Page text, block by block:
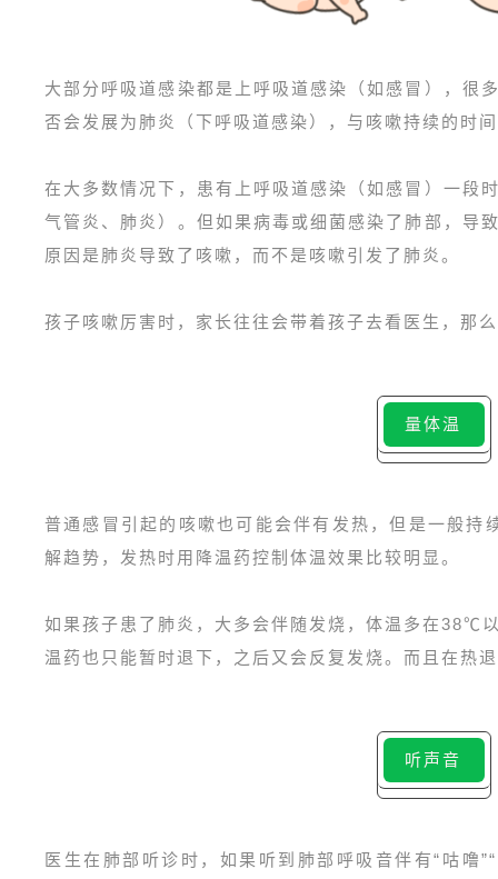
大部分呼吸道感染都是上呼吸道感染（如感冒），很
否会发展为肺炎（下呼吸道感染），与咳嗽持续的时
在大多数情况下，患有上呼吸道感染（如感冒）一段
气管炎、肺炎）。但如果病毒或细菌感染了肺部，导
原因是肺炎导致了咳嗽，而不是咳嗽引发了肺炎。
孩子咳嗽厉害时，家长往往会带着孩子去看医生，那
量体温
普通感冒引起的咳嗽也可能会伴有发热，但是一般持
解趋势，发热时用降温药控制体温效果比较明显。
如果孩子患了肺炎，大多会伴随发烧，体温多在38℃
温药也只能暂时退下，之后又会反复发烧。而且在热
听声音
医生在肺部听诊时，如果听到肺部呼吸音伴有“咕噜